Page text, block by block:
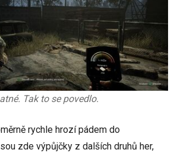
Tak to se povedlo.
rychle hrozí pádem do
zde výpůjčky z dalších druhů her,